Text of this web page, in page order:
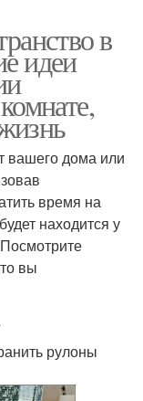
в
идеи
вашего дома или
время на
находится у
вы
рулоны